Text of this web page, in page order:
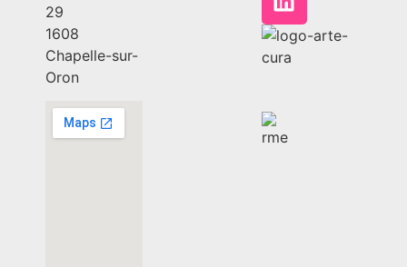
29
1608
Chapelle-sur-
Oron